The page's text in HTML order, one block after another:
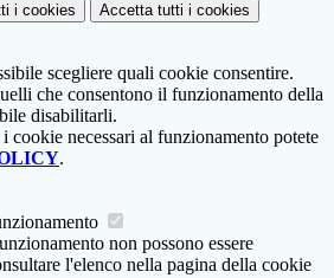
i cookies Accetta tutti i cookies
scegliere quali cookie consentire.
che consentono il funzionamento della
disabilitarli.
cookie necessari al funzionamento potete
.
non possono essere
l'elenco nella pagina della cookie